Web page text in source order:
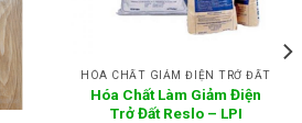
HÓA CHẤT GIẢM ĐIỆN TRỞ ĐẤT
Hóa Chất Làm Giảm Điện
Trở Đất Reslo – LPI